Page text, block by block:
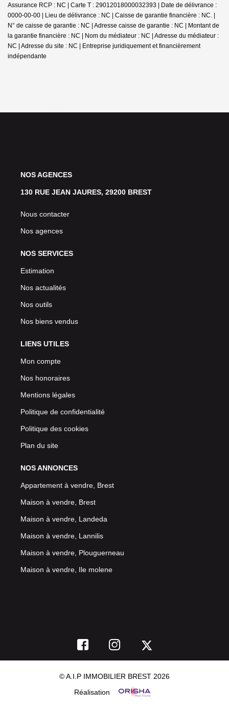
Assurance RCP : NC | Carte T : 29012018000032393 | Date de délivrance :
0000-00-00 | Lieu de délivrance : NC | Caisse de garantie financière : NC. |
N° de caisse de garantie : NC | Adresse caisse de garantie : NC | Montant de
la garantie financière : NC | Nom du médiateur : NC | Adresse du médiateur :
NC | Adresse du site : NC | Entreprise juridiquement et financièrement
indépendante
NOS AGENCES
130 RUE JEAN JAURES, 29200 BREST
Nous contacter
Nos agences
NOS SERVICES
Estimation
Nos actualités
Nos outils
Nos biens vendus
LIENS UTILES
Mon compte
Nos honoraires
Mentions légales
Politique de confidentialité
Politique des cookies
Plan du site
NOS ANNONCES
Appartement à vendre, Brest
Maison à vendre, Brest
Maison à vendre, Landeda
Maison à vendre, Lannilis
Maison à vendre, Plouguerneau
Maison à vendre, Ile molene
© A.I.P IMMOBILIER BREST 2026
Réalisation